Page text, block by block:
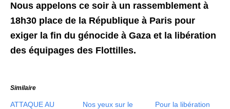
Nous appelons ce soir à un rassemblement à
18h30 place de la République à Paris pour
exiger la fin du génocide à Gaza et la libération
des équipages des Flottilles.
Similaire
ATTAQUE AU
Nos yeux sur le
Pour la libération